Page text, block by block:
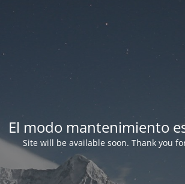
El modo mantenimiento
Site will be available soon. Thank you